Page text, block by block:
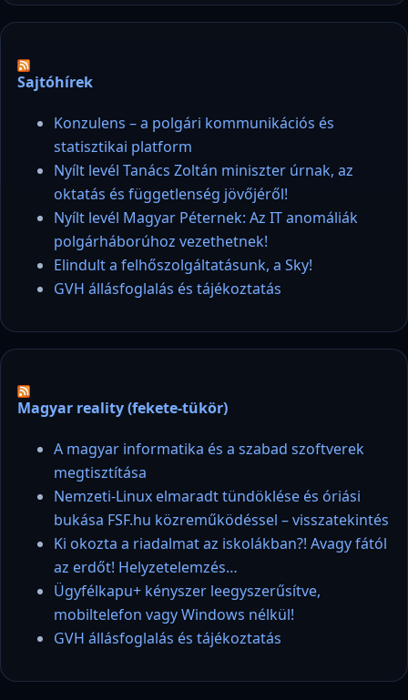
Sajtóhírek
Konzulens – a polgári kommunikációs és
statisztikai platform
Nyílt levél Tanács Zoltán miniszter úrnak, az
oktatás és függetlenség jövőjéről!
Nyílt levél Magyar Péternek: Az IT anomáliák
polgárháborúhoz vezethetnek!
Elindult a felhőszolgáltatásunk, a Sky!
GVH állásfoglalás és tájékoztatás
Magyar reality (fekete-tükör)
A magyar informatika és a szabad szoftverek
megtisztítása
Nemzeti-Linux elmaradt tündöklése és óriási
bukása FSF.hu közreműködéssel – visszatekintés
Ki okozta a riadalmat az iskolákban?! Avagy fától
az erdőt! Helyzetelemzés…
Ügyfélkapu+ kényszer leegyszerűsítve,
mobiltelefon vagy Windows nélkül!
GVH állásfoglalás és tájékoztatás